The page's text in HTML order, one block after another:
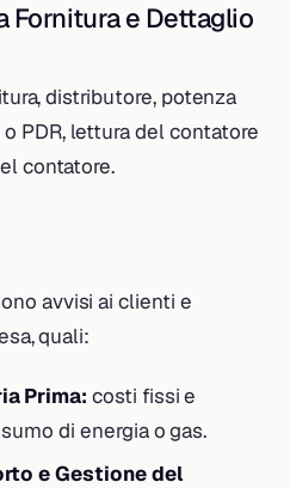
Fornitura e Dettaglio
distributore, potenza
PDR, lettura del contatore
contatore.
avvisi ai clienti e
quali:
Prima: costi fissi e
di energia o gas.
e Gestione del